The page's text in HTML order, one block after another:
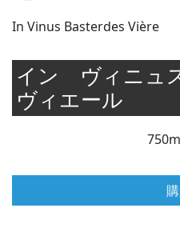
In Vinus Basterdes Vière
イン ヴィニュ
ヴィエール